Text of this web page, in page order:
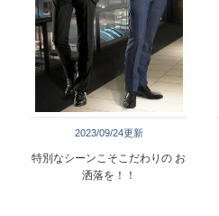
2023/09/24更新
特別なシーンこそこだわりの お
洒落を！！